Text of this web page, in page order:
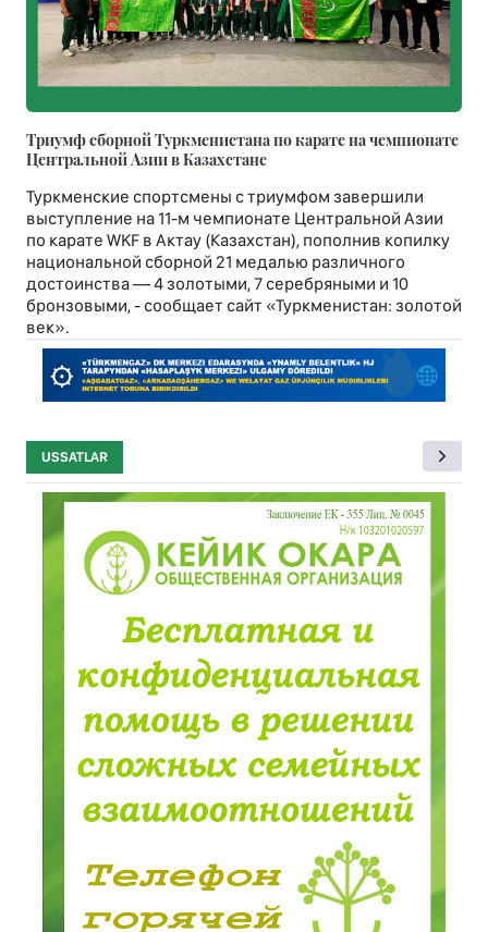
Триумф сборной Туркменистана по карате на чемпионате
Центральной Азии в Казахстане
Туркменские спортсмены с триумфом завершили
выступление на 11-м чемпионате Центральной Азии
по карате WKF в Актау (Казахстан), пополнив копилку
национальной сборной 21 медалью различного
достоинства — 4 золотыми, 7 серебряными и 10
бронзовыми, - сообщает сайт «Туркменистан: золотой
век».
USSATLAR